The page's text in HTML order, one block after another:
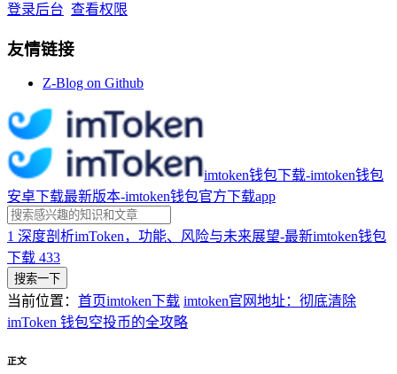
登录后台 查看权限
友情链接
Z-Blog on Github
imtoken钱包下载-imtoken钱包
安卓下载最新版本-imtoken钱包官方下载app
1 深度剖析imToken，功能、风险与未来展望-最新imtoken钱包
下载 433
搜索一下
当前位置： 首页imtoken下载 imtoken官网地址：彻底清除
imToken 钱包空投币的全攻略
正文